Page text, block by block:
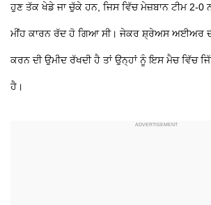
ਹੁਣ ਤੱਕ ਖੇਡੇ ਜਾ ਚੁੱਕੇ ਹਨ, ਜਿਸ ਵਿੱਚ ਮੇਜ਼ਬਾਨ ਟੀਮ 2-0
ਮੀਂਹ ਕਾਰਨ ਰੱਦ ਹੋ ਗਿਆ ਸੀ। ਜੇਕਰ ਸ਼੍ਰੇਅਸ ਅਈਅਰ ਦੀ
ਕਰਨ ਦੀ ਉਮੀਦ ਰੱਖਦੀ ਹੈ ਤਾਂ ਉਨ੍ਹਾਂ ਨੂੰ ਇਸ ਮੈਚ ਵਿੱਚ
ਹੈ।